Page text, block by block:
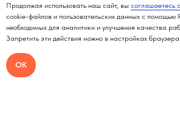
Продолжая использовать наш сайт, вы соглашаетесь
cookie-файлов и пользовательских данных с помощью
необходимых для аналитики и улучшения качества
Запретить эти действия можно в настройках браузера.
ОК